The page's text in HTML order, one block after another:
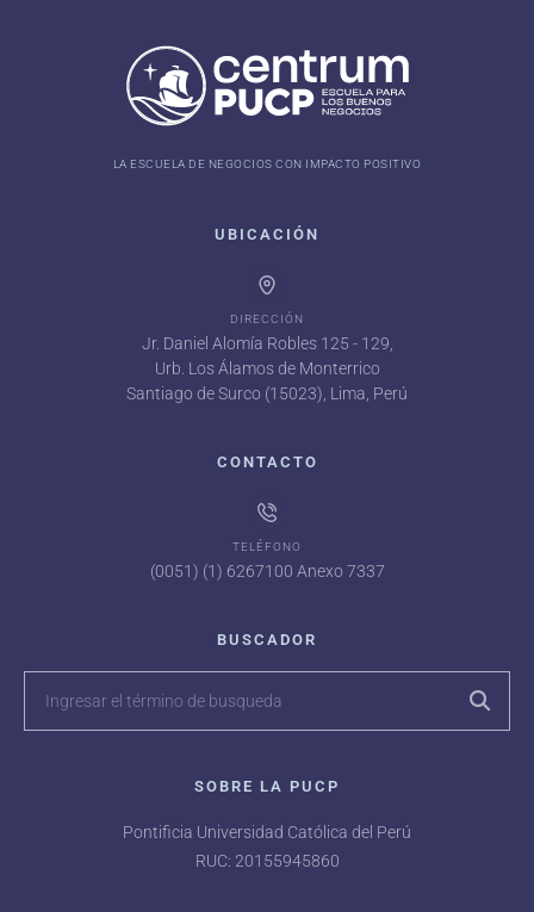
LA ESCUELA DE NEGOCIOS CON IMPACTO POSITIVO
UBICACIÓN
DIRECCIÓN
Jr. Daniel Alomía Robles 125 - 129,
Urb. Los Álamos de Monterrico
Santiago de Surco (15023), Lima, Perú
CONTACTO
TELÉFONO
(0051) (1) 6267100 Anexo 7337
BUSCADOR
SOBRE LA PUCP
Pontificia Universidad Católica del Perú
RUC: 20155945860